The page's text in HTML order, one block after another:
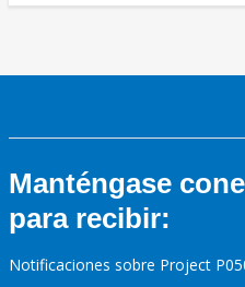
Manténgase
para recibir:
Notificaciones sobre Project